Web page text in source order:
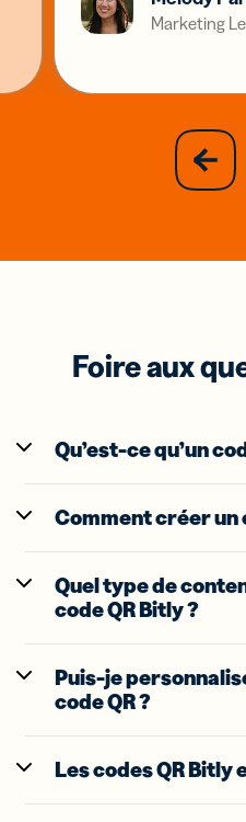
Marketing
previous
slide
Foire aux
Qu’est-ce qu’un
Comment créer un
Quel type de
code QR Bitly ?
Puis-je
code QR ?
Les codes QR Bitly